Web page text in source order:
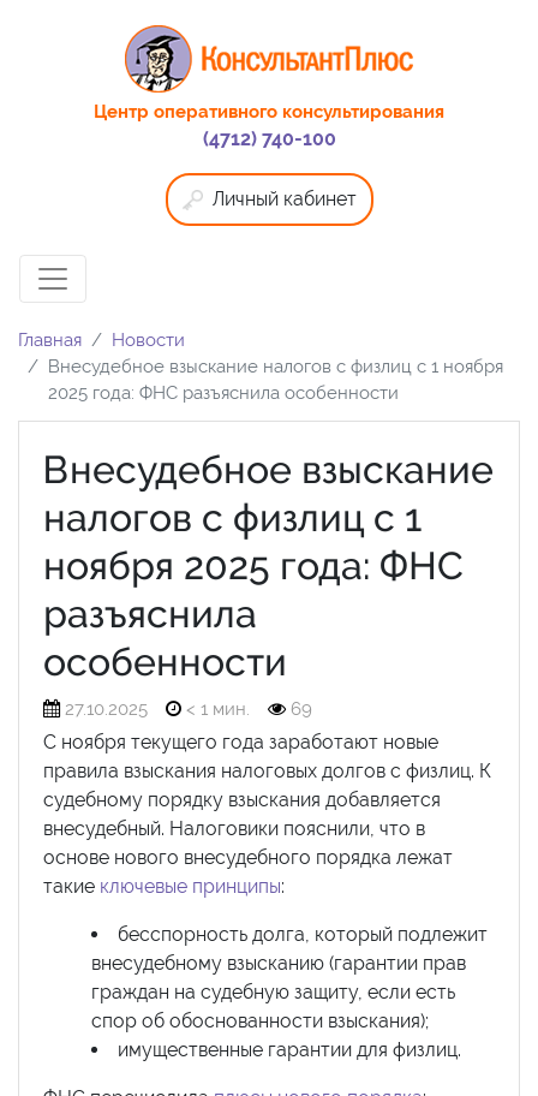
Центр оперативного консультирования
(4712) 740-100
Личный кабинет
Главная
Новости
Внесудебное взыскание налогов с физлиц с 1 ноября
2025 года: ФНС разъяснила особенности
Внесудебное взыскание
налогов с физлиц с 1
ноября 2025 года: ФНС
разъяснила
особенности
27.10.2025 < 1 мин. 69
С ноября текущего года заработают новые
правила взыскания налоговых долгов с физлиц. К
судебному порядку взыскания добавляется
внесудебный. Налоговики пояснили, что в
основе нового внесудебного порядка лежат
такие ключевые принципы:
бесспорность долга, который подлежит
внесудебному взысканию (гарантии прав
граждан на судебную защиту, если есть
спор об обоснованности взыскания);
имущественные гарантии для физлиц.